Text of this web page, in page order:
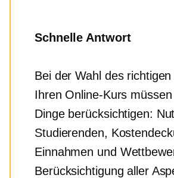
Schnelle Antwort
Bei der Wahl des
Ihren Online-Kurs
Dinge berücksichtigen:
Studierenden,
Einnahmen und
Berücksichtigung aller